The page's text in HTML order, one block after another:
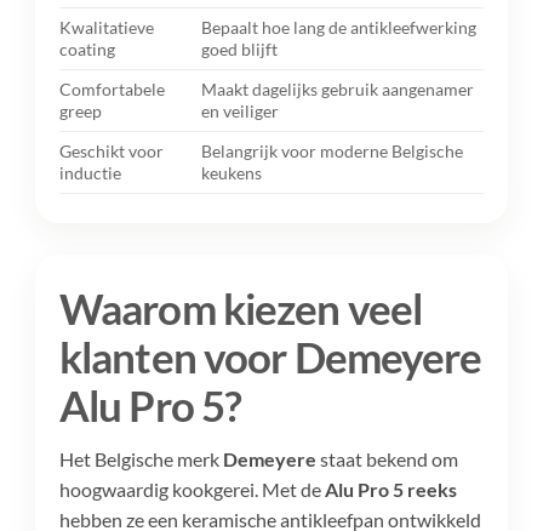
Kwalitatieve
coating
Bepaalt hoe lang de antikleefwerking
goed blijft
Comfortabele
greep
Maakt dagelijks gebruik aangenamer
en veiliger
Geschikt voor
inductie
Belangrijk voor moderne Belgische
keukens
Waarom kiezen veel
klanten voor Demeyere
Alu Pro 5?
Het Belgische merk Demeyere staat bekend om
hoogwaardig kookgerei. Met deAlu Pro 5 reeks
hebben ze een keramische antikleefpan ontwikkeld